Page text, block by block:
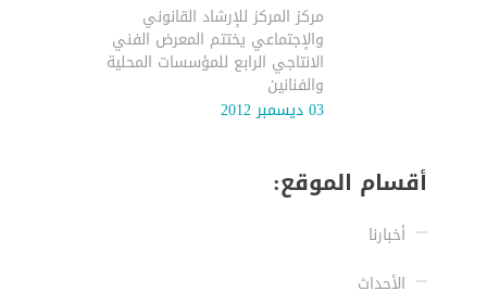
مركز المركز للإرشاد القانوني
والإجتماعي يختتم المعرض الفني
الانتاجي الرابع للمؤسسات المحلية
والفنانين
03 ديسمبر 2012
أقسام الموقع:
أخبارنا
الأحداث